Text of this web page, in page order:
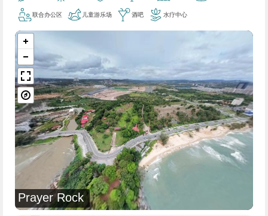
联合办公区 儿童游乐场 酒吧 水疗中心
Prayer Rock